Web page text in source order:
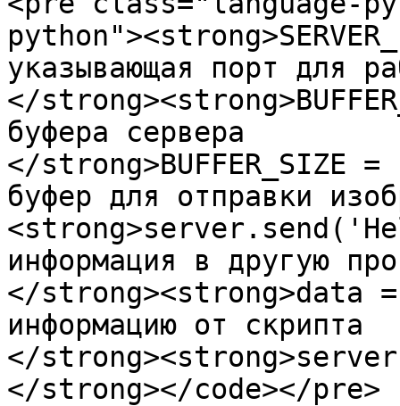
указывающая порт для
</
буфера сервера
</strong>BUFFER_SIZE
буфер для отправки
информация в другую
</strong><strong>data
информацию от скрипта
</
</strong></code></pre>